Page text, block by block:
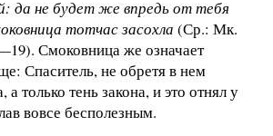
да не будет же впредь от тебя
тотчас засохла (Ср.: Мк.
Смоковница же означает
Спаситель, не обретя в нем
а только тень закона, и это отнял у
вовсе бесполезным.